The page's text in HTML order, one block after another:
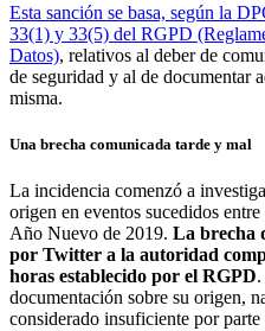
Esta sanción se basa, según la
33(1) y 33(5) del RGPD
Datos), relativos al deber de
de seguridad y al de documentar
misma.
Una brecha comunicada tarde y mal
La incidencia comenzó a
origen en eventos sucedidos
Año Nuevo de 2019. La brecha
por Twitter a la autoridad
horas establecido por el RGPD
documentación sobre su origen,
considerado insuficiente por